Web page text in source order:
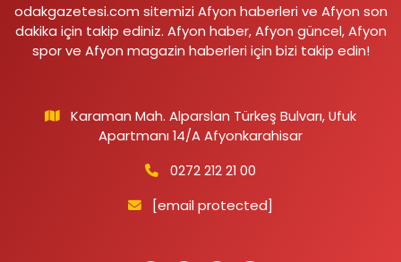
odakgazetesi.com sitemizi Afyon haberleri ve Afyon son
dakika için takip ediniz. Afyon haber, Afyon güncel, Afyon
spor ve Afyon magazin haberleri için bizi takip edin!
Karaman Mah. Alparslan Türkeş Bulvarı, Ufuk
Apartmanı 14/A Afyonkarahisar
0272 212 21 00
[email protected]